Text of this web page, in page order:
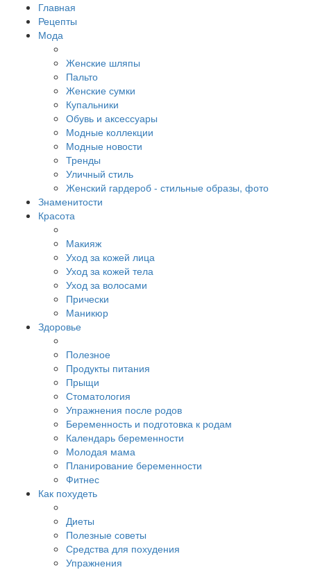
Главная
Рецепты
Мода
Женские шляпы
Пальто
Женские сумки
Купальники
Обувь и аксессуары
Модные коллекции
Модные новости
Тренды
Уличный стиль
Женский гардероб - стильные образы, фото
Знаменитости
Красота
Макияж
Уход за кожей лица
Уход за кожей тела
Уход за волосами
Прически
Маникюр
Здоровье
Полезное
Продукты питания
Прыщи
Стоматология
Упражнения после родов
Беременность и подготовка к родам
Календарь беременности
Молодая мама
Планирование беременности
Фитнес
Как похудеть
Диеты
Полезные советы
Средства для похудения
Упражнения